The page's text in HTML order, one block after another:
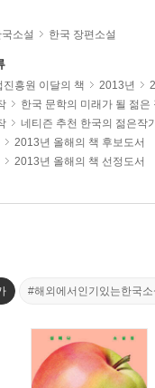
국소설 한국 장편소설
흥원 이달의 책 2013년
한국 문학의 미래가 될 젊은
네티즌 추천 한국의 젊은작
2013년 올해의 책 후보도서
2013년 올해의 책 선정도서
#해외에서인기있는한국